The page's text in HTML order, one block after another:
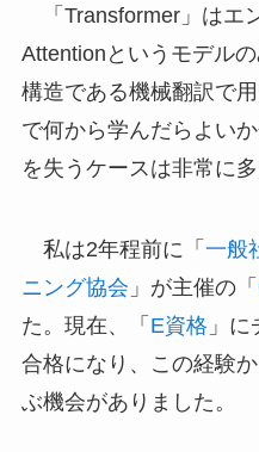
「Transformer」はエ
Attentionというモデル
構造である機械翻訳で
で何から学んだらよい
を失うケースは非常に多
私は2年程前に「 一般
ニング協会 」が主催の「
た。現在、「 E資格 」
合格になり、この経験
ぶ機会がありました。